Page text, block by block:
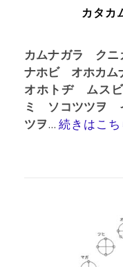
カタ
カムナガラ クニカツギ フトマニノ アヤカム
ナホビ オホカム
オホトヂ ムス
ミ ソコツツヲ
ツヲ... 続きはこち